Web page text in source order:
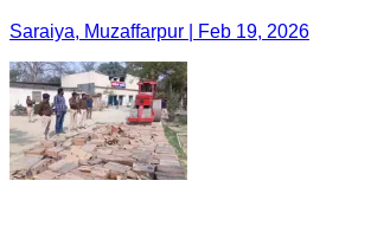
Saraiya, Muzaffarpur | Feb 19, 2026